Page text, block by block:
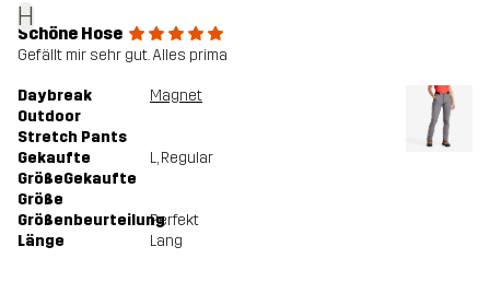
H
Schöne Hose
Gefällt mir sehr gut. Alles prima
Daybreak
Outdoor
Stretch Pants
Magnet
Gekaufte
GrößeGekaufte
Größe
L, Regular
GrößenbeurteilungPerfekt
Länge
Lang